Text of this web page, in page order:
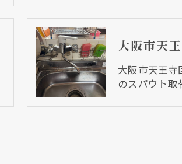
大阪市天王
のスパウト